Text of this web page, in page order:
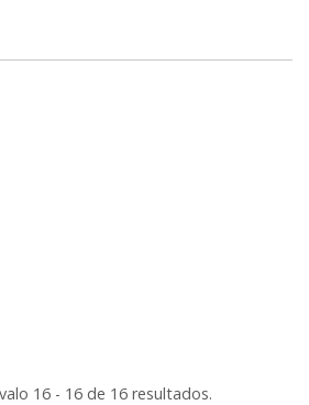
16 - 16 de 16 resultados.